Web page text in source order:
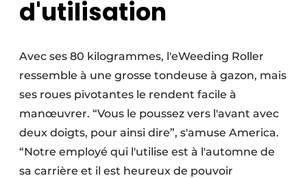
d'utilisation
Avec ses 80 kilogrammes, l'eWeeding Roller
ressemble à une grosse tondeuse à gazon, mais
ses roues pivotantes le rendent facile à
manœuvrer. “Vous le poussez vers l'avant avec
deux doigts, pour ainsi dire”, s'amuse America.
“Notre employé qui l'utilise est à l'automne de
sa carrière et il est heureux de pouvoir